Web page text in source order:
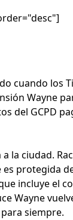
cuando los
Wayne
del GCPD
la ciudad.
protegida
incluye el
Wayne
siempre.